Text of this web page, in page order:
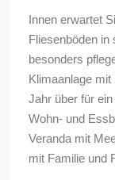
Innen erwartet
Fliesenböden
besonders
Klimaanlage
Jahr über für
Wohn- und
Veranda mit
mit Familie und